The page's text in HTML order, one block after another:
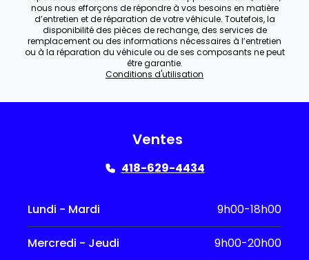
nous nous efforçons de répondre à vos besoins en matière
d’entretien et de réparation de votre véhicule. Toutefois, la
disponibilité des pièces de rechange, des services de
remplacement ou des informations nécessaires à l’entretien
ou à la réparation du véhicule ou de ses composants ne peut
être garantie.
Conditions d'utilisation
Ventes
418-629-4434
Lundi - Mardi 9h00-18h00
Mercredi - Jeudi 9h00-20h00